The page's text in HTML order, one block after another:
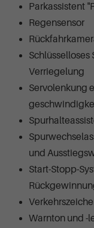
Parkassistent
Regensensor
Schlüsselloses
Verriegelung
Servolenkung
und
Start-Stopp-
Warnton und -